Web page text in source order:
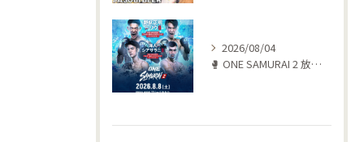
2026/08/04
🥊 ONE SAMURAI 2 放送します‼️